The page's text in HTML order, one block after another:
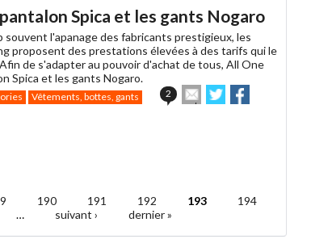
Spica et les gants Nogaro
souvent l'apanage des fabricants prestigieux, les
proposent des prestations élevées à des tarifs qui le
de s'adapter au pouvoir d'achat de tous, All One
Spica et les gants Nogaro.
Vêtements, bottes, gants 2
Envoyer
cet
Partager
sur sur
190 191 192 193
194
… suivant › dernier »